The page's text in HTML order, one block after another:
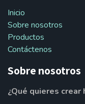
Inicio
Sobre nosotros
Productos
Contáctenos
Sobre nosotros
¿Qué quieres crear